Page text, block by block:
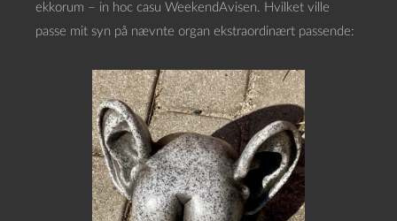
ekkorum – in hoc casu WeekendAvisen. Hvilket ville
passe mit syn på nævnte organ ekstraordinært passende: